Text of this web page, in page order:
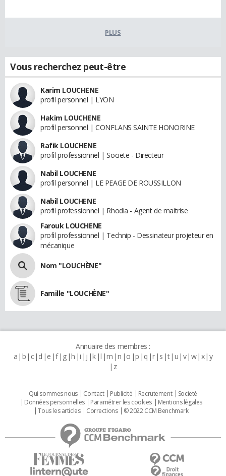
PLUS
Vous recherchez peut-être
Karim LOUCHENE
profil personnel | LYON
Hakim LOUCHENE
profil personnel | CONFLANS SAINTE HONORINE
Rafik LOUCHENE
profil professionnel | Societe - Directeur
Nabil LOUCHENE
profil personnel | LE PEAGE DE ROUSSILLON
Nabil LOUCHENE
profil professionnel | Rhodia - Agent de maitrise
Farouk LOUCHENE
profil professionnel | Technip - Dessinateur projeteur en
mécanique
Nom "LOUCHÈNE"
Famille "LOUCHÈNE"
Annuaire des membres :
a b c d e f g h i j k l m n o p q r s t u v w x y
z
Qui sommes nous Contact Publicité Recrutement
Societé
Données personnelles
Paramétrer les cookies
Mentions légales
Tous les articles
Corrections © 2022 CCM Benchmark